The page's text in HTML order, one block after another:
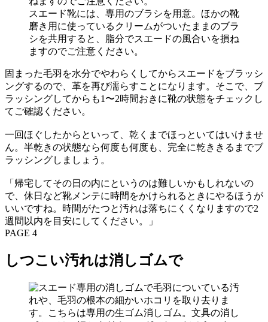
スエード靴には、専用のブラシを用意。ほかの靴
磨き用に使っているクリームがついたままのブラ
シを共用すると、脂分でスエードの風合いを損ね
ますのでご注意ください。
固まった毛羽を水分でやわらくしてからスエードをブラッシ
ングするので、革を再び濡らすことになります。そこで、ブ
ラッシングしてからも1〜2時間おきに靴の状態をチェックし
てご確認ください。
一回ほぐしたからといって、乾くまでほっといてはいけませ
ん。半乾きの状態なら何度も何度も、完全に乾ききるまでブ
ラッシングしましょう。
「帰宅してその日の内にというのは難しいかもしれないの
で、休日など靴メンテに時間をかけられるときにやるほうが
いいですね。時間がたつと汚れは落ちにくくなりますので2
週間以内を目安にしてください。」
PAGE 4
しつこい汚れは消しゴムで